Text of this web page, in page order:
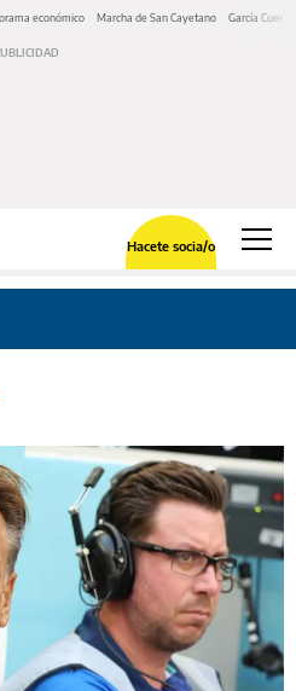
económico Marcha de San Cayetano García Cuerva
Hacete socia/o